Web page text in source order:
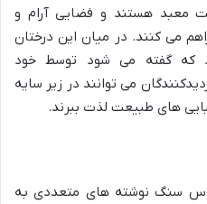
معبد هستند و فضایی آرام و
می کنند. در میان این درختان
که گفته می شود توسط خود
می توانند در زیر سایه
های طبیعت لذت ببرند.
سنگ نوشته های متعددی به